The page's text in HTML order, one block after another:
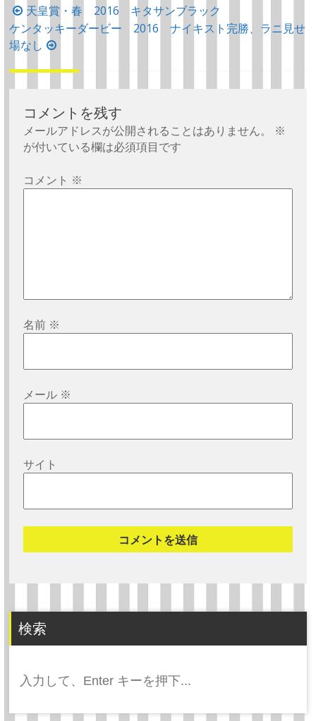
投
稿
ナ
ビ
ゲ
天皇賞・春 2016 キタサンブラック
ケンタッキーダービー 2016 ナイキスト完勝、ラニ見せ
場なし
コメントを残す
メールアドレスが公開されることはありません。
※
が付いている欄は必須項目です
コメント ※
名前 ※
メール ※
サイト
検索
索: